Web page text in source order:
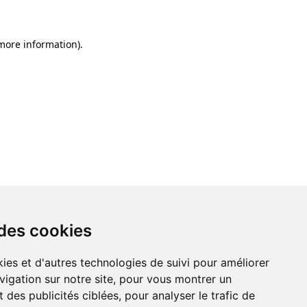
cookies
et d'autres technologies de suivi pour améliorer
sur notre site, pour vous montrer un
des publicités ciblées, pour analyser le trafic de
information).